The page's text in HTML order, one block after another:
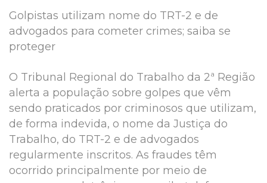
Golpistas utilizam nome do TRT-2 e de
advogados para cometer crimes; saiba se
proteger
O Tribunal Regional do Trabalho da 2ª Região
alerta a população sobre golpes que vêm
sendo praticados por criminosos que utilizam,
de forma indevida, o nome da Justiça do
Trabalho, do TRT-2 e de advogados
regularmente inscritos. As fraudes têm
ocorrido principalmente por meio de